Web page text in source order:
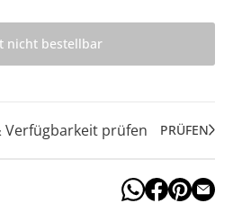
nicht bestellbar
Verfügbarkeit prüfen PRÜFEN